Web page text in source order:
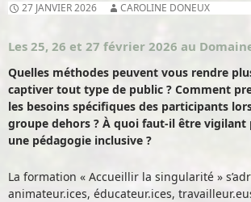
27 JANVIER 2026 CAROLINE DONEUX
Les 25, 26 et 27 février 2026 au
Quelles méthodes peuvent vous rendre
captiver tout type de public ? Comment
les besoins spécifiques des participants
groupe dehors ? À quoi faut-il être vigilant
une pédagogie inclusive ?
La formation « Accueillir la singularité »
animateur.ices, éducateur.ices,